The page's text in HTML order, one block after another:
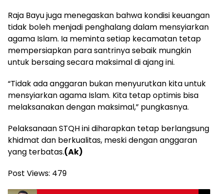
Raja Bayu juga menegaskan bahwa kondisi keuangan
tidak boleh menjadi penghalang dalam mensyiarkan
agama Islam. Ia meminta setiap kecamatan tetap
mempersiapkan para santrinya sebaik mungkin
untuk bersaing secara maksimal di ajang ini.
“Tidak ada anggaran bukan menyurutkan kita untuk
mensyiarkan agama Islam. Kita tetap optimis bisa
melaksanakan dengan maksimal,” pungkasnya.
Pelaksanaan STQH ini diharapkan tetap berlangsung
khidmat dan berkualitas, meski dengan anggaran
yang terbatas.(Ak)
Post Views: 479